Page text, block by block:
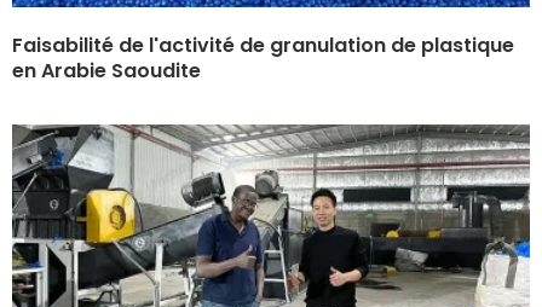
Faisabilité de l'activité de granulation de plastique
en Arabie Saoudite